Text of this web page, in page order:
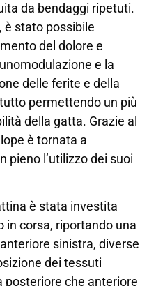
da bendaggi ripetuti.
è stato possibile
del dolore e
e la
delle ferite e della
permettendo un più
della gatta. Grazie al
è tornata a
pieno l’utilizzo dei suoi
è stata investita
in corsa, riportando una
sinistra, diverse
dei tessuti
posteriore che anteriore